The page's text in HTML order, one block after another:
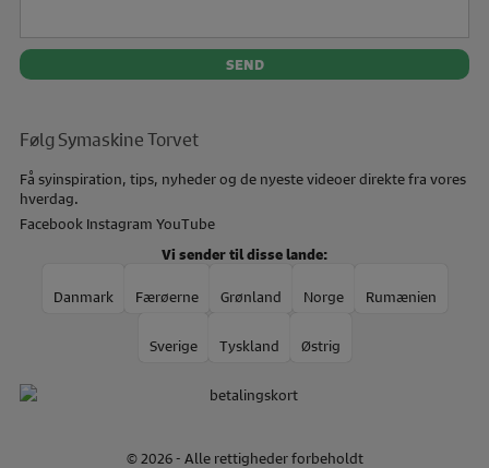
Følg Symaskine Torvet
Få syinspiration, tips, nyheder og de nyeste videoer direkte fra vores
hverdag.
Facebook Instagram YouTube
Vi sender til disse lande:
Danmark Færøerne Grønland Norge Rumænien
Sverige Tyskland Østrig
© 2026 - Alle rettigheder forbeholdt